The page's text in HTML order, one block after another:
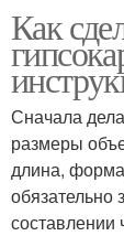
Как
Сначала
размеры
длина,
обязательно
составлении